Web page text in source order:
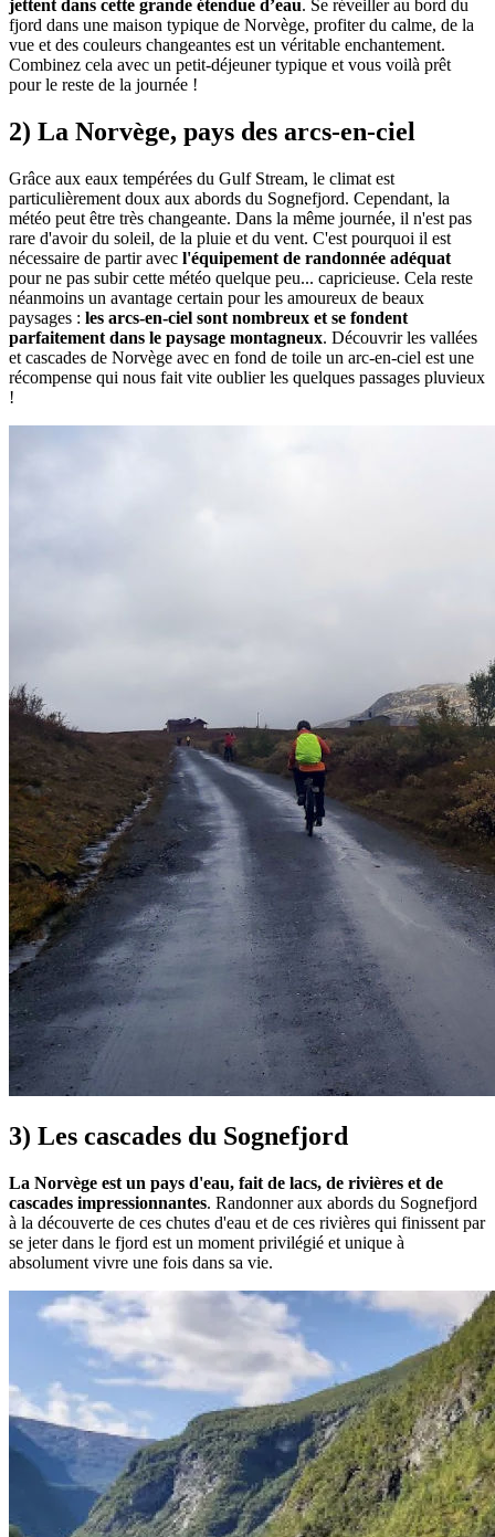
jettent dans cette grande étendue d’eau. Se réveiller au bord du
fjord dans une maison typique de Norvège, profiter du calme, de la
vue et des couleurs changeantes est un véritable enchantement.
Combinez cela avec un petit-déjeuner typique et vous voilà prêt
pour le reste de la journée !
2) La Norvège, pays des arcs-en-ciel
Grâce aux eaux tempérées du Gulf Stream, le climat est
particulièrement doux aux abords du Sognefjord. Cependant, la
météo peut être très changeante. Dans la même journée, il n'est pas
rare d'avoir du soleil, de la pluie et du vent. C'est pourquoi il est
nécessaire de partir avec l'équipement de randonnée adéquat
pour ne pas subir cette météo quelque peu... capricieuse. Cela reste
néanmoins un avantage certain pour les amoureux de beaux
paysages : les arcs-en-ciel sont nombreux et se fondent
parfaitement dans le paysage montagneux. Découvrir les vallées
et cascades de Norvège avec en fond de toile un arc-en-ciel est une
récompense qui nous fait vite oublier les quelques passages pluvieux
!
3) Les cascades du Sognefjord
La Norvège est un pays d'eau, fait de lacs, de rivières et de
cascades impressionnantes. Randonner aux abords du Sognefjord
à la découverte de ces chutes d'eau et de ces rivières qui finissent par
se jeter dans le fjord est un moment privilégié et unique à
absolument vivre une fois dans sa vie.